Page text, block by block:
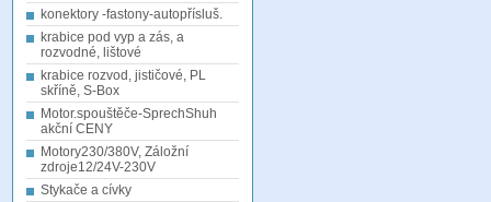
konektory -fastony-autopřísluš.
krabice pod vyp a zás, a
rozvodné, lištové
krabice rozvod, jističové, PL
skříně, S-Box
Motor.spouštěče-SprechShuh
akční CENY
Motory230/380V, Záložní
zdroje12/24V-230V
Stykače a cívky